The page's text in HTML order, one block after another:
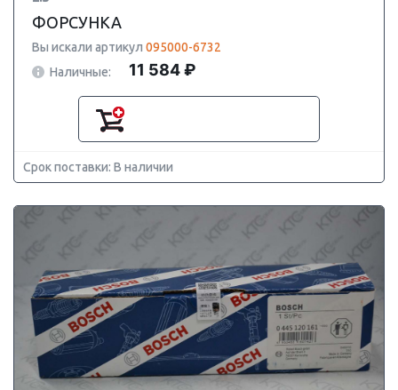
ФОРСУНКА
Вы искали артикул 095000-6732
Наличные:
11 584 ₽
Срок поставки: В наличии